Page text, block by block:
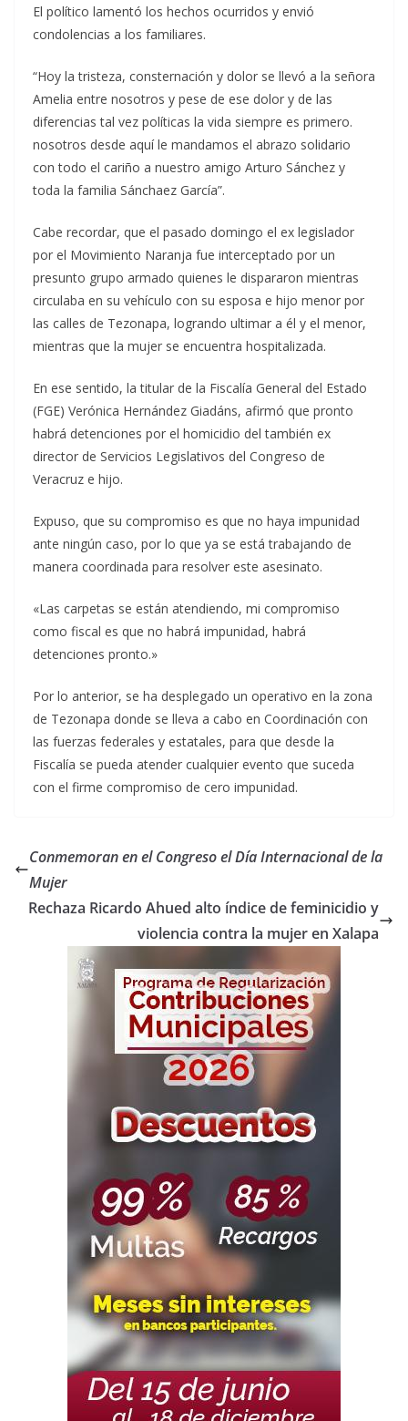
El político lamentó los hechos ocurridos y envió
condolencias a los familiares.
“Hoy la tristeza, consternación y dolor se llevó a la señora
Amelia entre nosotros y pese de ese dolor y de las
diferencias tal vez políticas la vida siempre es primero.
nosotros desde aquí le mandamos el abrazo solidario
con todo el cariño a nuestro amigo Arturo Sánchez y
toda la familia Sánchaez García”.
Cabe recordar, que el pasado domingo el ex legislador
por el Movimiento Naranja fue interceptado por un
presunto grupo armado quienes le dispararon mientras
circulaba en su vehículo con su esposa e hijo menor por
las calles de Tezonapa, logrando ultimar a él y el menor,
mientras que la mujer se encuentra hospitalizada.
En ese sentido, la titular de la Fiscalía General del Estado
(FGE) Verónica Hernández Giadáns, afirmó que pronto
habrá detenciones por el homicidio del también ex
director de Servicios Legislativos del Congreso de
Veracruz e hijo.
Expuso, que su compromiso es que no haya impunidad
ante ningún caso, por lo que ya se está trabajando de
manera coordinada para resolver este asesinato.
«Las carpetas se están atendiendo, mi compromiso
como fiscal es que no habrá impunidad, habrá
detenciones pronto.»
Por lo anterior, se ha desplegado un operativo en la zona
de Tezonapa donde se lleva a cabo en Coordinación con
las fuerzas federales y estatales, para que desde la
Fiscalía se pueda atender cualquier evento que suceda
con el firme compromiso de cero impunidad.
Conmemoran en el Congreso el Día Internacional de la
Mujer
Rechaza Ricardo Ahued alto índice de feminicidio y
violencia contra la mujer en Xalapa